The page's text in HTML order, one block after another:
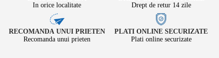
In orice localitate
Drept de retur 14 zile
RECOMANDA UNUI PRIETEN
Recomanda unui prieten
PLATI ONLINE SECURIZATE
Plati online securizate